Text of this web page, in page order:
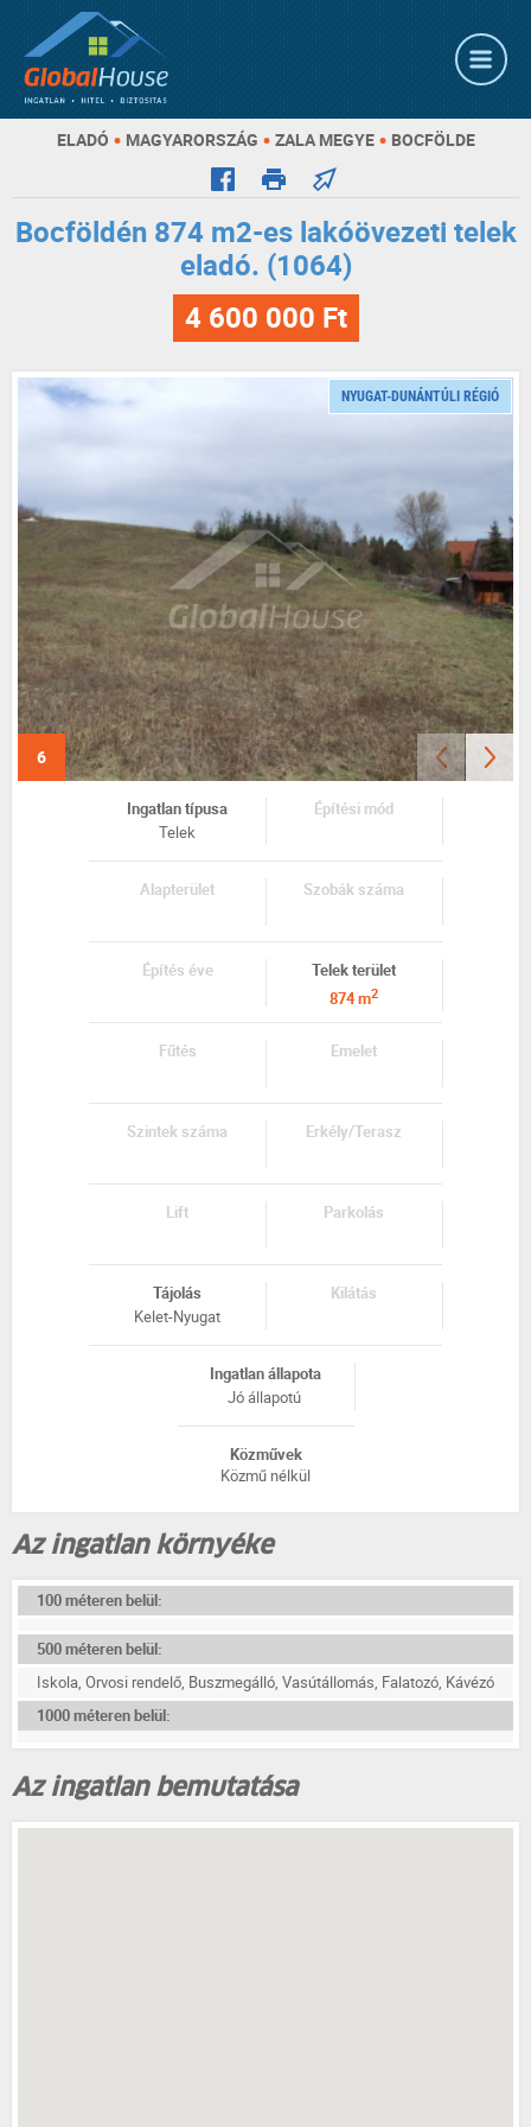
ELADÓ • MAGYARORSZÁG • ZALA MEGYE • BOCFÖLDE
Bocföldén 874 m2-es lakóövezeti telek
eladó. (1064)
4 600 000 Ft
NYUGAT-DUNÁNTÚLI RÉGIÓ
6
Ingatlan típusa
Telek
Építési mód
Alapterület Szobák száma
Építés éve
Telek terület
874 m2
Fűtés Emelet
Szintek száma Erkély/Terasz
Lift Parkolás
Tájolás
Kelet-Nyugat
Kilátás
Ingatlan állapota
Jó állapotú
Közművek
Közmű nélkül
Az ingatlan környéke
100 méteren belül:
500 méteren belül:
Iskola, Orvosi rendelő, Buszmegálló, Vasútállomás, Falatozó, Kávézó
1000 méteren belül:
Az ingatlan bemutatása